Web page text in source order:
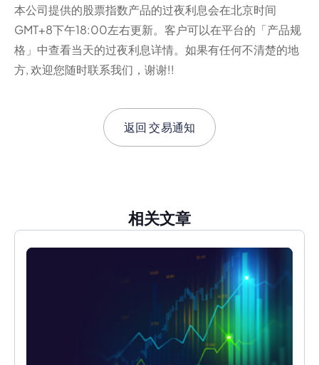
本公司提供的股票指数产品的过夜利息会在北京时间
GMT+8下午18:00左右更新。客户可以在平台的「产品规
格」中查看当天的过夜利息详情。如果有任何不清楚的地
方, 欢迎您随时联系我们，谢谢!!
返回交易通知
相关文章